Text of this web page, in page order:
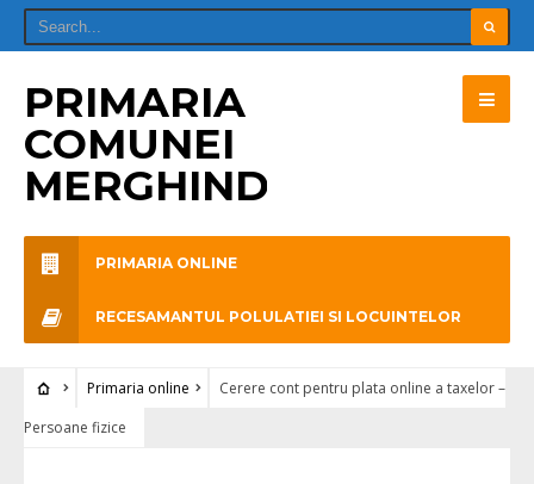
PRIMARIA
COMUNEI
MERGHINDEAL
PRIMARIA ONLINE
RECESAMANTUL POLULATIEI SI LOCUINTELOR
Primaria online
Cerere cont pentru plata online a taxelor –
Persoane fizice